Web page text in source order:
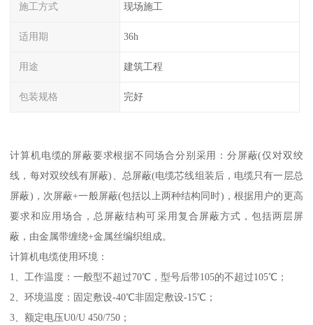
施工方式 现场施工
适用期 36h
用途 建筑工程
包装规格 完好
计算机电缆的屏蔽要求根据不同场合分别采用：分屏蔽(仅对双绞
线，每对双绞线有屏蔽)、总屏蔽(电缆芯线组装后，电缆只有一层总
屏蔽)，次屏蔽+一般屏蔽(包括以上两种结构同时)，根据用户的更高
要求和应用场合，总屏蔽结构可采用复合屏蔽方式，包括两层屏
蔽，由金属带缠绕+金属丝编织组成。
计算机电缆使用环境：
1、工作温度：一般型不超过70℃，型号后带105的不超过105℃；
2、环境温度：固定敷设-40℃非固定敷设-15℃；
3、额定电压U0/U 450/750；